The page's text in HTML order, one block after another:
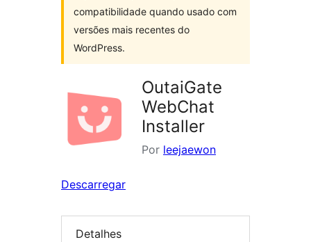
compatibilidade quando usado com
versões mais recentes do
WordPress.
OutaiGate
WebChat
Installer
Por leejaewon
Descarregar
Detalhes